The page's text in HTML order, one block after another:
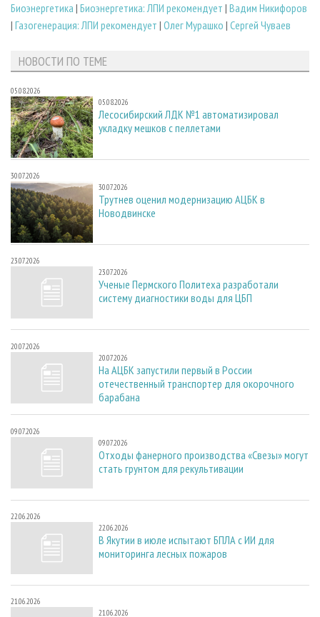
Биоэнергетика | Биоэнергетика: ЛПИ рекомендует | Вадим Никифоров
| Газогенерация: ЛПИ рекомендует | Олег Мурашко | Сергей Чуваев
НОВОСТИ ПО ТЕМЕ
05.08.2026
05.08.2026
Лесосибирский ЛДК №1 автоматизировал
укладку мешков с пеллетами
30.07.2026
30.07.2026
Трутнев оценил модернизацию АЦБК в
Новодвинске
23.07.2026
23.07.2026
Ученые Пермского Политеха разработали
систему диагностики воды для ЦБП
20.07.2026
20.07.2026
На АЦБК запустили первый в России
отечественный транспортер для окорочного
барабана
09.07.2026
09.07.2026
Отходы фанерного производства «Свезы» могут
стать грунтом для рекультивации
22.06.2026
22.06.2026
В Якутии в июле испытают БПЛА с ИИ для
мониторинга лесных пожаров
21.06.2026
21.06.2026